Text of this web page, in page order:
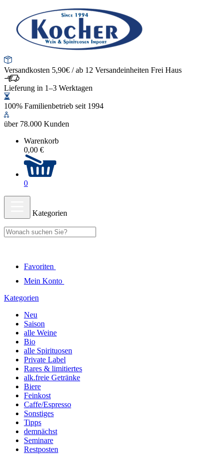
Versandkosten 5,90€ / ab 12 Versandeinheiten Frei Haus
Lieferung in 1–3 Werktagen
100% Familienbetrieb seit 1994
über 78.000 Kunden
Warenkorb
0,00 €
0
Kategorien
Favoriten
Mein Konto
Kategorien
Neu
Saison
alle Weine
Bio
alle Spirituosen
Private Label
Rares & limitiertes
alk.freie Getränke
Biere
Feinkost
Caffe/Espresso
Sonstiges
Tipps
demnächst
Seminare
Restposten